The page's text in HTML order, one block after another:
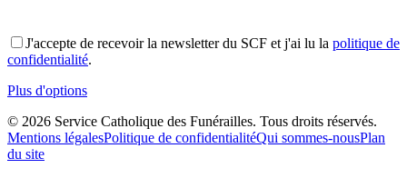
J'accepte de recevoir la newsletter du SCF et j'ai lu la politique de
confidentialité.
Plus d'options
© 2026 Service Catholique des Funérailles. Tous droits réservés.
Mentions légalesPolitique de confidentialitéQui sommes-nousPlan
du site